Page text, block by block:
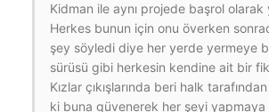
Kidman ile aynı projede başrol olarak
Herkes bunun için onu överken
şey söyledi diye her yerde yermeye
sürüsü gibi herkesin kendine ait bir
Kızlar çıkışlarında beri halk
ki buna güvenerek her şeyi